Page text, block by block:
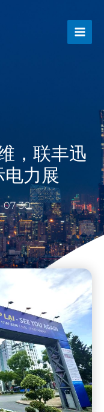
，联丰迅
力展
07-30